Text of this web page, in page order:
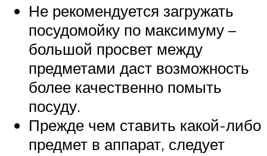
Не рекомендуется загружать
посудомойку по максимуму –
большой просвет между
предметами даст возможность
более качественно помыть
посуду.
Прежде чем ставить какой-либо
предмет в аппарат, следует